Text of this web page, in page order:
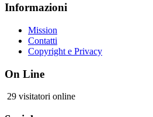
Informazioni
Mission
Contatti
Copyright e Privacy
On Line
29 visitatori online